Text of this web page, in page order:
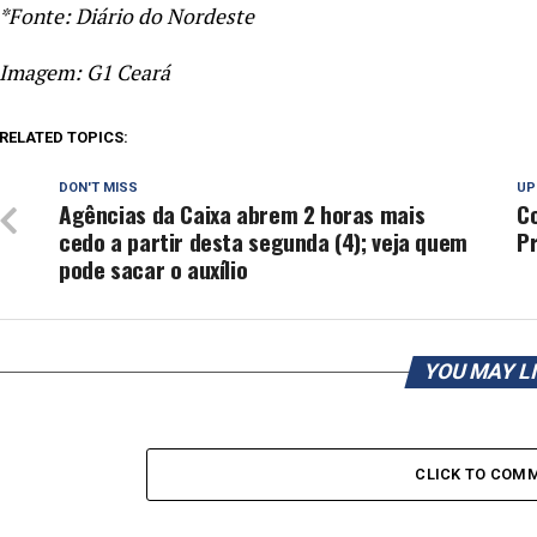
*Fonte: Diário do Nordeste
Imagem: G1 Ceará
RELATED TOPICS:
DON'T MISS
Agências da Caixa abrem 2 horas mais
cedo a partir desta segunda (4); veja quem
pode sacar o auxílio
YOU MAY
CLICK TO